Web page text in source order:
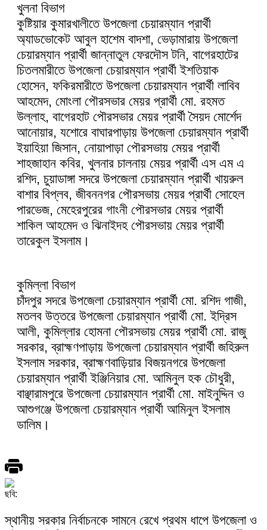
খুলনা বিভাগ
কুষ্টিয়ার কুমারখালীতে উপজেলা চেয়ারম্যান প্রার্থী
অ্যাডভোকেট আবুল হাশেম বাদশা, ভেড়ামারায় উপজেলা
চেয়ারম্যান প্রার্থী জান্নাতুল ফেরদৌস টনি, বাগেরহাটের
চিতলমারীতে উপজেলা চেয়ারম্যান প্রার্থী ইশতিয়াক
হোসেন, ফকিরমারীতে উপজেলা চেয়ারম্যান প্রার্থী লাবিব
আহমেদ, মোংলা পৌরসভার মেয়র প্রার্থী মো. রহমত
উল্লাহ, বাগেরহাট পৌরসভার মেয়র প্রার্থী সৈয়দ মোর্শেদ
আনোয়ার, যশোরে বাঘারপাড়ায় উপজেলা চেয়ারম্যান প্রার্থী
ইয়াহিয়া জিসান, নোয়াপাড়া পৌরসভায় মেয়র প্রার্থী
শাহজাহান কবির, খুলনার চালনায় মেয়র প্রার্থী এস এম এ
রশিদ, চুয়াডাঙ্গা সদরে উপজেলা চেয়ারম্যান প্রার্থী খায়রুল
বাশার বিপ্লব, জীবননগর পৌরসভায় মেয়র প্রার্থী সোহেল
পারভেজ, মেহেরপুরের গাংনী পৌরসভার মেয়র প্রার্থী
শাকিল আহমেদ ও ঝিনাইদহ পৌরসভায় মেয়র প্রার্থী
তারেকুল ইসলাম।
কুমিল্লা বিভাগ
চাঁদপুর সদরে উপজেলা চেয়ারম্যান প্রার্থী মো. রশিদ গাজী,
মতলব উত্তরে উপজেলা চেয়ারম্যান প্রার্থী মো. ইদ্রিস
আলী, কুমিল্লার হোমনা পৌরসভায় মেয়র প্রার্থী মো. রাজু
সরকার, ব্রাহ্মণপাড়ায় উপজেলা চেয়ারম্যান প্রার্থী জহিরুল
ইসলাম সরকার, ব্রাহ্মণবাড়িয়ার বিজয়নগরে উপজেলা
চেয়ারম্যান প্রার্থী ইঞ্জিনিয়ার মো. আমিনুল হক চৌধুরী,
বাঞ্ছারামপুরে উপজেলা চেয়ারম্যান প্রার্থী মো. মাইনুদ্দিন ও
আশুগঞ্জে উপজেলা চেয়ারম্যান প্রার্থী আমিনুল ইসলাম
ডালিম।
ছবি:
স্থানীয় সরকার নির্বাচনকে সামনে রেখে প্রথম ধাপে উপজেলা ও